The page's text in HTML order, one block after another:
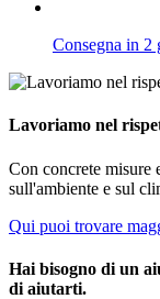
Consegna in 2
Lavoriamo nel
Con concrete misure
sull'ambiente e sul
Qui puoi trovare
Hai bisogno di un
di aiutarti.